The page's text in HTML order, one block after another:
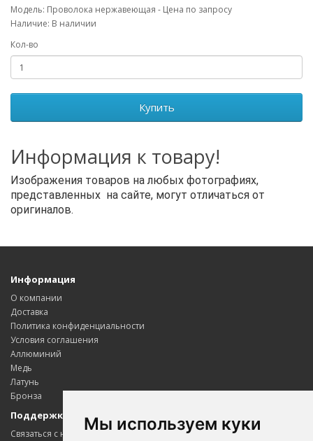
Мы используем куки
Модель: Проволока нержавеющая - Цена по запросу
Наличие: В наличии
Кол-во
Купить
Информация к товару!
Изображения товаров на любых фотографиях,
представленных на сайте, могут отличаться от
оригиналов.
Информация
О компании
Доставка
Политика конфиденциальности
Условия соглашения
Аллюминий
Медь
Латунь
Бронза
Поддержка клиентов
Связаться с нами